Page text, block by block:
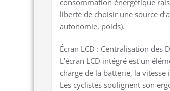
liberté de choisir une source
autonomie, poids).
Écran LCD : Centralisation des
L’écran LCD intégré est un
charge de la batterie, la vitesse
Les cyclistes soulignent son